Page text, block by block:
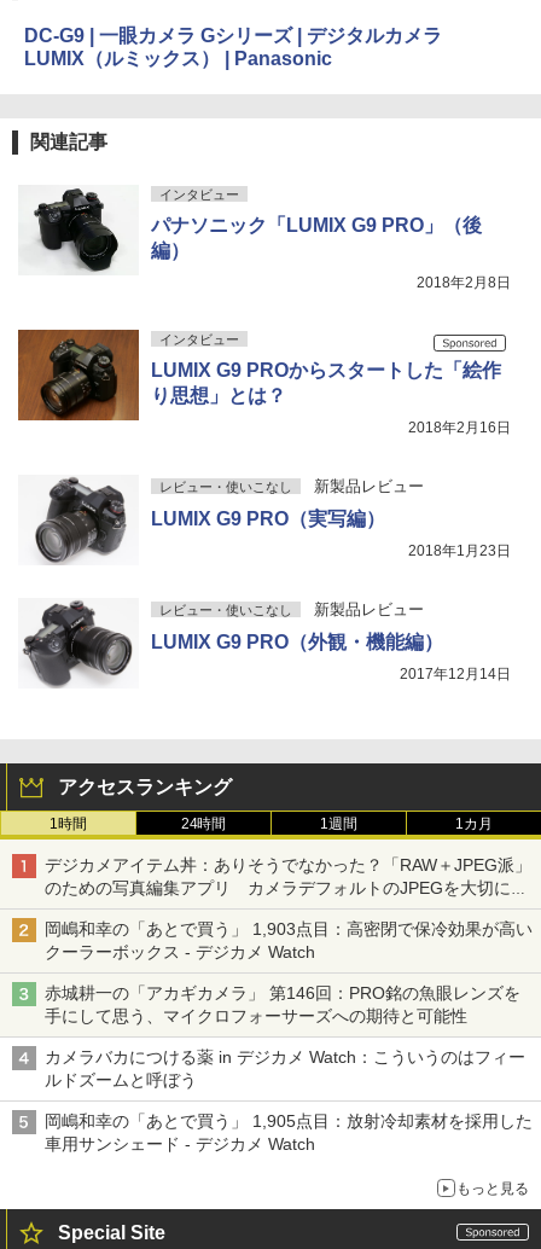
DC-G9 | 一眼カメラ Gシリーズ | デジタルカメラ
LUMIX（ルミックス） | Panasonic
関連記事
インタビュー
パナソニック「LUMIX G9 PRO」（後
編）
2018年2月8日
インタビュー
LUMIX G9 PROからスタートした「絵作
り思想」とは？
2018年2月16日
レビュー・使いこなし 新製品レビュー
LUMIX G9 PRO（実写編）
2018年1月23日
レビュー・使いこなし 新製品レビュー
LUMIX G9 PRO（外観・機能編）
2017年12月14日
アクセスランキング
1時間 24時間 1週間 1カ月
デジカメアイテム丼：ありそうでなかった？「RAW＋JPEG派」
のための写真編集アプリ カメラデフォルトのJPEGを大切にす
る「Filmator」
岡嶋和幸の「あとで買う」 1,903点目：高密閉で保冷効果が高い
クーラーボックス - デジカメ Watch
赤城耕一の「アカギカメラ」 第146回：PRO銘の魚眼レンズを
手にして思う、マイクロフォーサーズへの期待と可能性
カメラバカにつける薬 in デジカメ Watch：こういうのはフィー
ルドズームと呼ぼう
岡嶋和幸の「あとで買う」 1,905点目：放射冷却素材を採用した
車用サンシェード - デジカメ Watch
もっと見る
Special Site